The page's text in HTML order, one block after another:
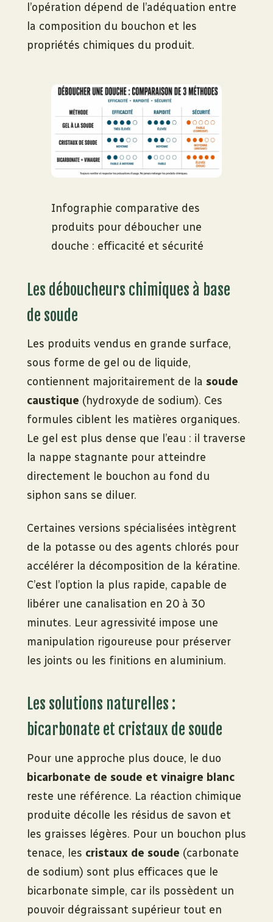
l’opération dépend de l’adéquation entre
la composition du bouchon et les
propriétés chimiques du produit.
Infographie comparative des
produits pour déboucher une
douche : efficacité et sécurité
Les déboucheurs chimiques à base
de soude
Les produits vendus en grande surface,
sous forme de gel ou de liquide,
contiennent majoritairement de la soude
caustique (hydroxyde de sodium). Ces
formules ciblent les matières organiques.
Le gel est plus dense que l’eau : il traverse
la nappe stagnante pour atteindre
directement le bouchon au fond du
siphon sans se diluer.
Certaines versions spécialisées intègrent
de la potasse ou des agents chlorés pour
accélérer la décomposition de la kératine.
C’est l’option la plus rapide, capable de
libérer une canalisation en 20 à 30
minutes. Leur agressivité impose une
manipulation rigoureuse pour préserver
les joints ou les finitions en aluminium.
Les solutions naturelles :
bicarbonate et cristaux de soude
Pour une approche plus douce, le duo
bicarbonate de soude et vinaigre blanc
reste une référence. La réaction chimique
produite décolle les résidus de savon et
les graisses légères. Pour un bouchon plus
tenace, les cristaux de soude (carbonate
de sodium) sont plus efficaces que le
bicarbonate simple, car ils possèdent un
pouvoir dégraissant supérieur tout en